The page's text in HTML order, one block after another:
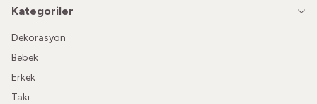
Kategoriler
Dekorasyon
Bebek
Erkek
Takı